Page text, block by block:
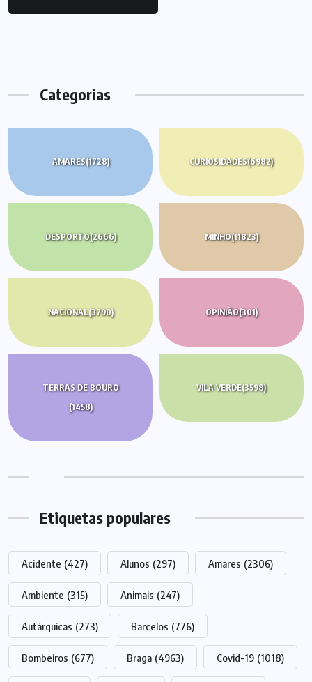
Categorias
AMARES(1728) CURIOSIDADES(6982)
DESPORTO(2666) MINHO(11823)
NACIONAL(3790) OPINIÃO(301)
TERRAS DE BOURO
(1458)
VILA VERDE(3598)
Etiquetas populares
Acidente (427) Alunos (297) Amares (2306)
Ambiente (315) Animais (247)
Autárquicas (273) Barcelos (776)
Bombeiros (677) Braga (4963) Covid-19 (1018)